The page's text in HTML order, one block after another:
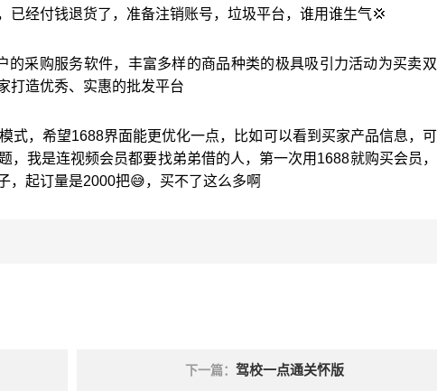
经付钱退货了，准备注销账号，垃圾平台，谁用谁生气💢
的采购服务软件，丰富多样的商品种类的极具吸引力活动为买卖
打造优秀、实惠的批发平台
式，希望1688界面能更优化一点，比如可以看到买家产品信息，
，我是连视频会员都要找弟弟借的人，第一次用1688就购买会员
，起订量是2000把😅，买不了这么多啊
下一篇： 驾校一点通关怀版